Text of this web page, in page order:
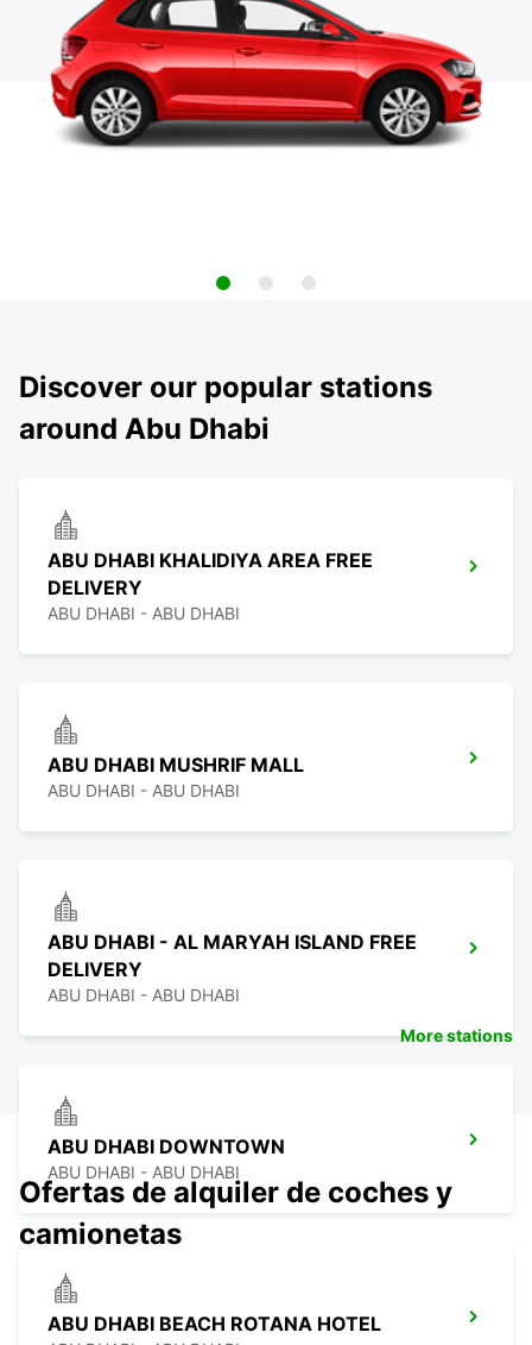
Discover our popular stations
around Abu Dhabi
ABU DHABI KHALIDIYA AREA FREE
DELIVERY
ABU DHABI - ABU DHABI
ABU DHABI MUSHRIF MALL
ABU DHABI - ABU DHABI
ABU DHABI - AL MARYAH ISLAND FREE
DELIVERY
ABU DHABI - ABU DHABI
ABU DHABI DOWNTOWN
ABU DHABI - ABU DHABI
ABU DHABI BEACH ROTANA HOTEL
More stations
Ofertas de alquiler de coches y
camionetas